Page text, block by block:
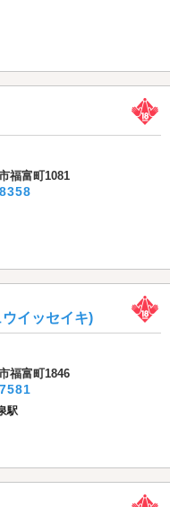
福富町1081
イッセイキ)
福富町1846
駅